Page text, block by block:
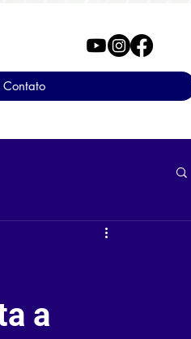
Contato
a